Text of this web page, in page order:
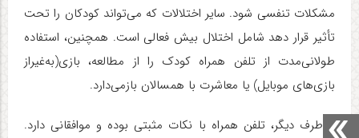
مشکلات تنفسی شود. سایر اختلالات که می‌تواند کودکان را تحت
تأثیر قرار دهد شامل اختلال بیش فعالی است. همچنین، استفاده
طولانی‌مدت از تلفن همراه کودک را از مطالعه، بازی(به‌غیراز
بازی‌های موبایل) یا معاشرت با همسالان بازمی‌دارد.
از طرف دیگر، تلفن همراه با نکات مثبتی بوده و موافقانی دارد.